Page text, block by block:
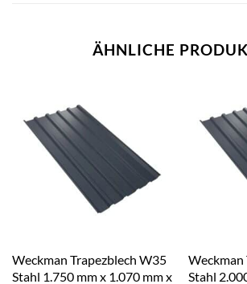
ÄHNLICHE
Weckman Trapezblech W35
Stahl 1.750 mm x 1.070 mm x
Weckman
Stahl